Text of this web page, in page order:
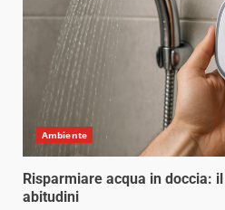
Ambiente
Risparmiare acqua in doccia:
abitudini